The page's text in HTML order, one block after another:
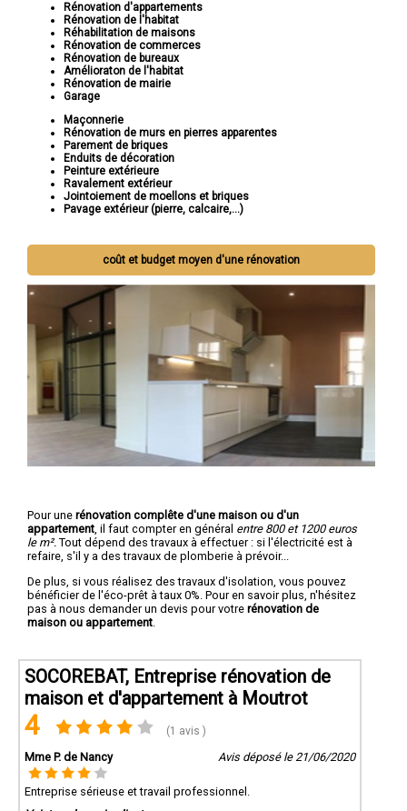
Rénovation d'appartements
Rénovation de l'habitat
Réhabilitation de maisons
Rénovation de commerces
Rénovation de bureaux
Amélioraton de l'habitat
Rénovation de mairie
Garage
Maçonnerie
Rénovation de murs en pierres apparentes
Parement de briques
Enduits de décoration
Peinture extérieure
Ravalement extérieur
Jointoiement de moellons et briques
Pavage extérieur (pierre, calcaire,...)
coût et budget moyen d'une rénovation
Pour une rénovation complête d'une maison ou d'un
appartement , il faut compter en général entre 800 et 1200 euros
le m². Tout dépend des travaux à effectuer : si l'électricité est à
refaire, s'il y a des travaux de plomberie à prévoir...
De plus, si vous réalisez des travaux d'isolation, vous pouvez
bénéficier de l'éco-prêt à taux 0%. Pour en savoir plus, n'hésitez
pas à nous demander un devis pour votre rénovation de
maison ou appartement
SOCOREBAT, Entreprise rénovation de
maison et d'appartement à Moutrot
4 (1 avis )
Mme P. de Nancy Avis déposé le 21/06/2020
Entreprise sérieuse et travail professionnel.